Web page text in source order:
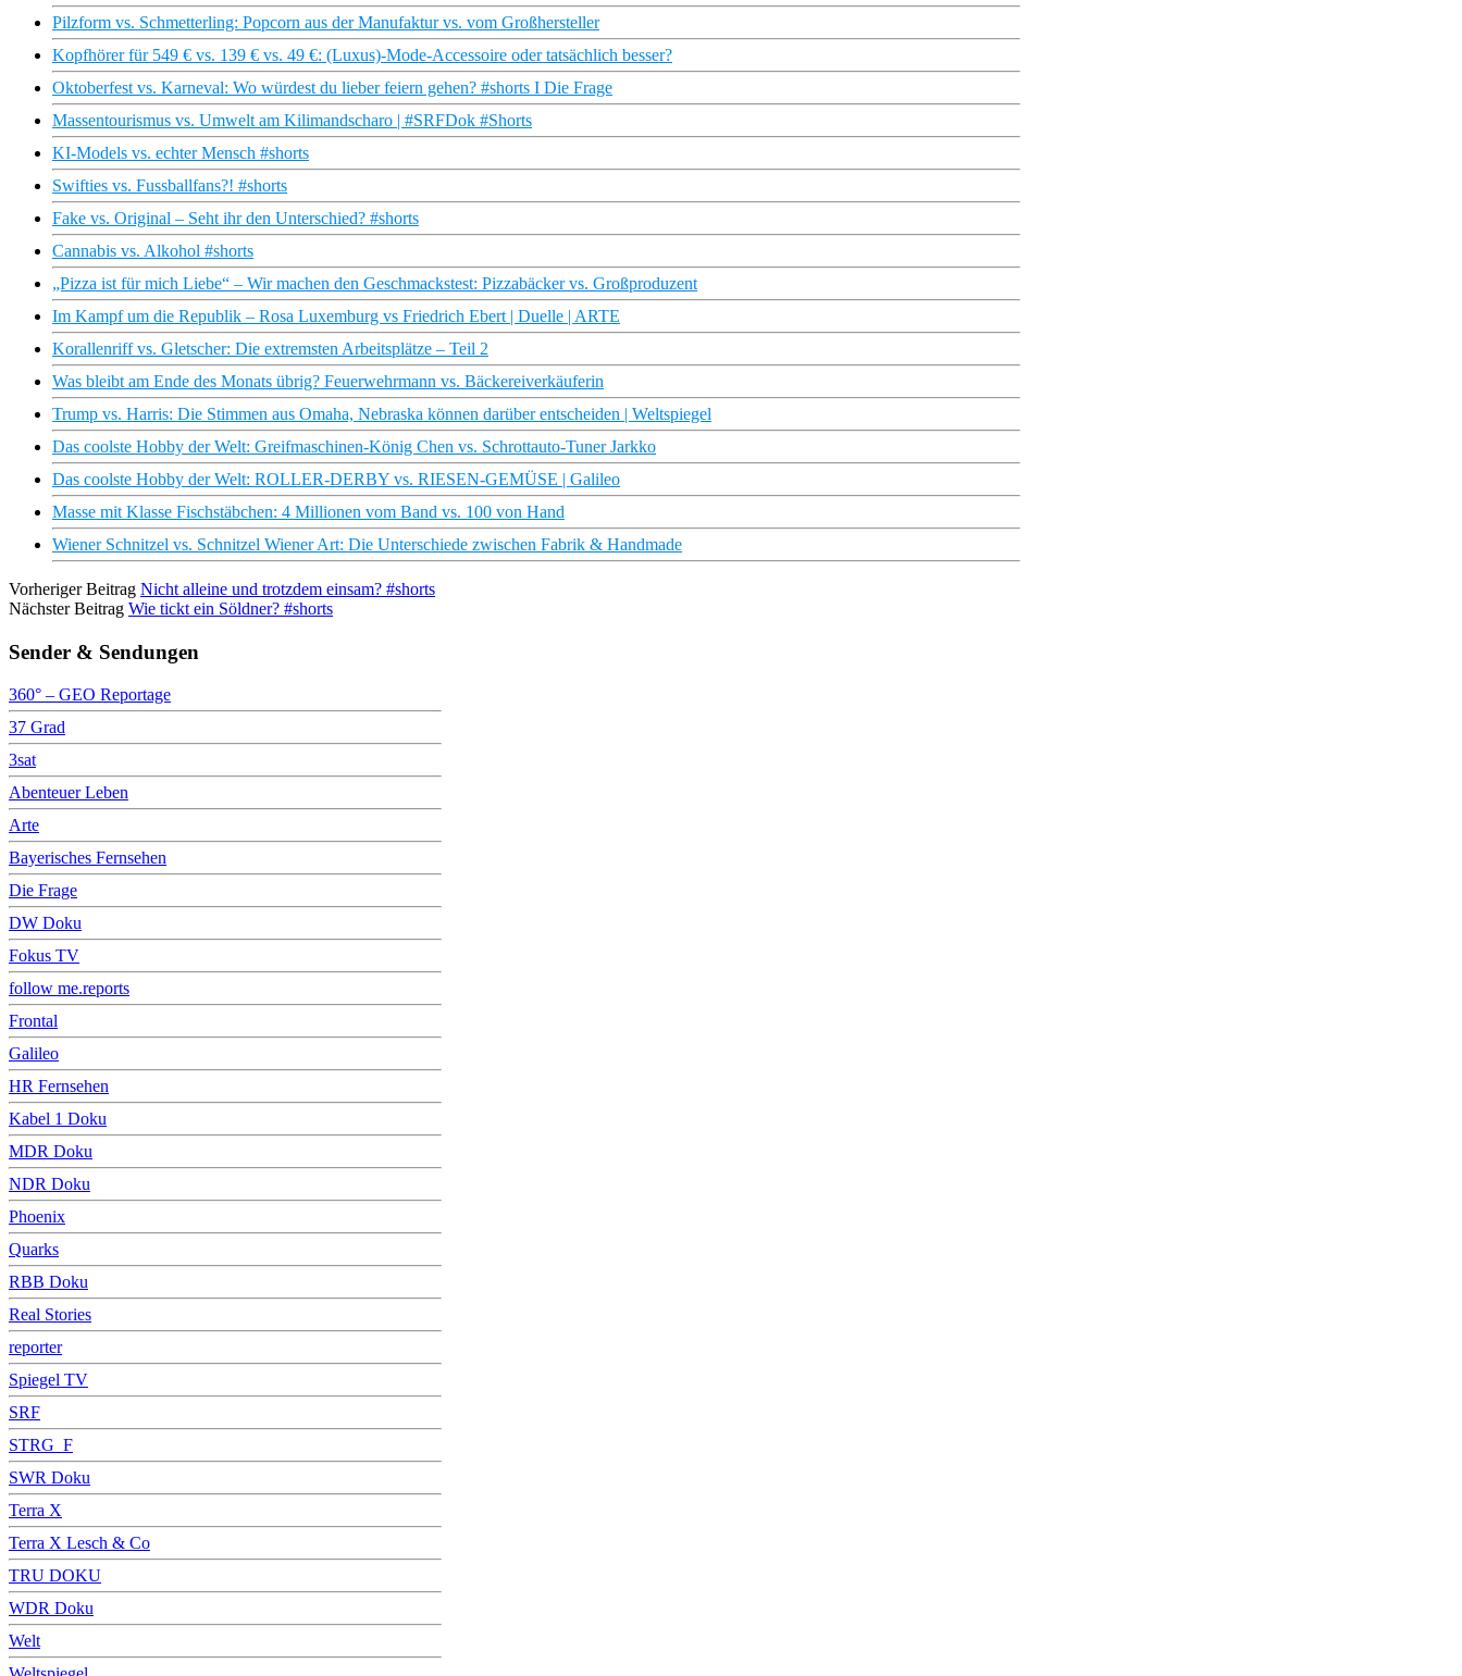
Pilzform vs. Schmetterling: Popcorn aus der Manufaktur vs. vom Großhersteller
Kopfhörer für 549 € vs. 139 € vs. 49 €: (Luxus)-Mode-Accessoire oder tatsächlich besser?
Oktoberfest vs. Karneval: Wo würdest du lieber feiern gehen? #shorts I Die Frage
Massentourismus vs. Umwelt am Kilimandscharo | #SRFDok #Shorts
KI-Models vs. echter Mensch #shorts
Swifties vs. Fussballfans?! #shorts
Fake vs. Original – Seht ihr den Unterschied? #shorts
Cannabis vs. Alkohol #shorts
„Pizza ist für mich Liebe“ – Wir machen den Geschmackstest: Pizzabäcker vs. Großproduzent
Im Kampf um die Republik – Rosa Luxemburg vs Friedrich Ebert | Duelle | ARTE
Korallenriff vs. Gletscher: Die extremsten Arbeitsplätze – Teil 2
Was bleibt am Ende des Monats übrig? Feuerwehrmann vs. Bäckereiverkäuferin
Trump vs. Harris: Die Stimmen aus Omaha, Nebraska können darüber entscheiden | Weltspiegel
Das coolste Hobby der Welt: Greifmaschinen-König Chen vs. Schrottauto-Tuner Jarkko
Das coolste Hobby der Welt: ROLLER-DERBY vs. RIESEN-GEMÜSE | Galileo
Masse mit Klasse Fischstäbchen: 4 Millionen vom Band vs. 100 von Hand
Wiener Schnitzel vs. Schnitzel Wiener Art: Die Unterschiede zwischen Fabrik & Handmade
Vorheriger Beitrag Nicht alleine und trotzdem einsam? #shorts
Nächster Beitrag Wie tickt ein Söldner? #shorts
Sender & Sendungen
360° – GEO Reportage
37 Grad
3sat
Abenteuer Leben
Arte
Bayerisches Fernsehen
Die Frage
DW Doku
Fokus TV
follow me.reports
Frontal
Galileo
HR Fernsehen
Kabel 1 Doku
MDR Doku
NDR Doku
Phoenix
Quarks
RBB Doku
Real Stories
reporter
Spiegel TV
SRF
STRG_F
SWR Doku
Terra X
Terra X Lesch & Co
TRU DOKU
WDR Doku
Welt